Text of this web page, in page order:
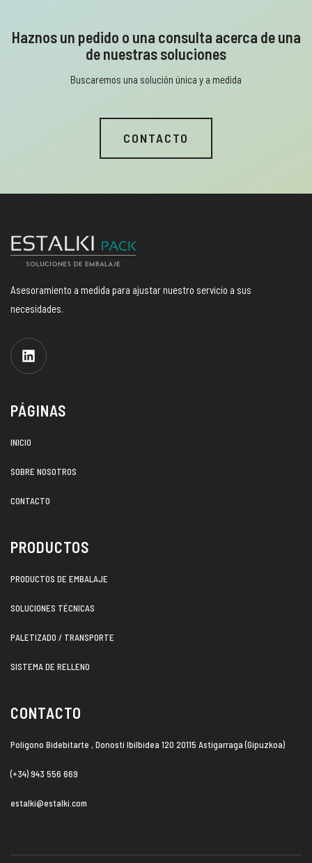
Haznos un pedido o una consulta acerca de una
de nuestras soluciones
Buscaremos una solución única y a medida
CONTACTO
Asesoramiento a medida para ajustar nuestro servicio a sus
necesidades.
PÁGINAS
INICIO
SOBRE NOSOTROS
CONTACTO
PRODUCTOS
PRODUCTOS DE EMBALAJE
SOLUCIONES TÉCNICAS
PALETIZADO / TRANSPORTE
SISTEMA DE RELLENO
CONTACTO
Polígono Bidebitarte , Donosti Ibilbidea 120 20115 Astigarraga (Gipuzkoa)
(+34) 943 556 669
estalki@estalki.com